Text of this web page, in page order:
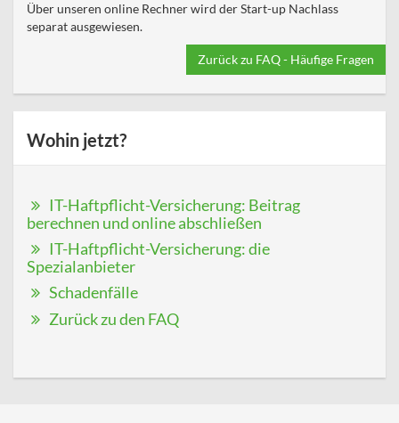
Über unseren online Rechner wird der Start-up Nachlass
separat ausgewiesen.
Zurück zu FAQ - Häufige Fragen
Wohin jetzt?
IT-Haftpflicht-Versicherung: Beitrag
berechnen und online abschließen
IT-Haftpflicht-Versicherung: die
Spezialanbieter
Schadenfälle
Zurück zu den FAQ